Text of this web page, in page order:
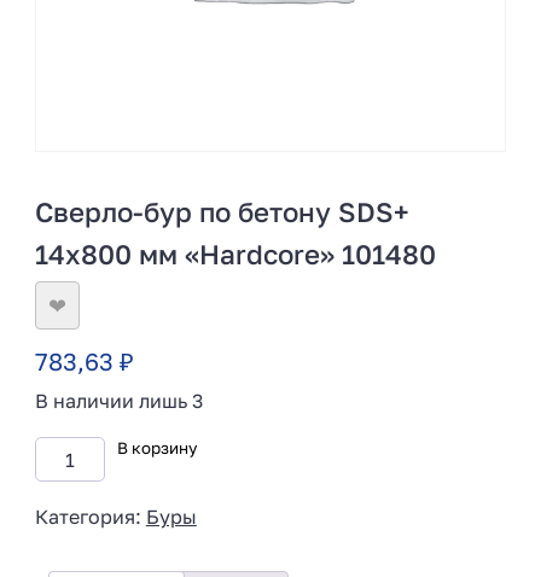
Сверло-бур по бетону SDS+
14х800 мм «Hardcore» 101480
❤
783,63 ₽
В наличии лишь 3
В корзину
Категория: Буры